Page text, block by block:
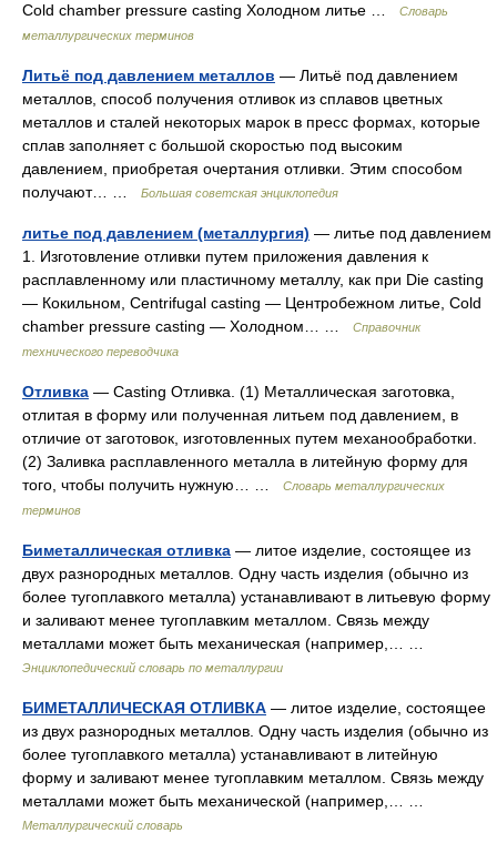
Cold chamber pressure casting Холодном литье …
Словарь
металлургических терминов
Литьё под давлением металлов — Литьё под давлением
металлов, способ получения отливок из сплавов цветных
металлов и сталей некоторых марок в пресс формах, которые
сплав заполняет с большой скоростью под высоким
давлением, приобретая очертания отливки. Этим способом
получают… …
Большая советская энциклопедия
литье под давлением (металлургия) — литье под давлением
1. Изготовление отливки путем приложения давления к
расплавленному или пластичному металлу, как при Die casting
— Кокильном, Centrifugal casting — Центробежном литье, Cold
chamber pressure casting — Холодном… …
Справочник
технического переводчика
Отливка — Casting Отливка. (1) Металлическая заготовка,
отлитая в форму или полученная литьем под давлением, в
отличие от заготовок, изготовленных путем механообработки.
(2) Заливка расплавленного металла в литейную форму для
того, чтобы получить нужную… …
Словарь металлургических
терминов
Биметаллическая отливка — литое изделие, состоящее из
двух разнородных металлов. Одну часть изделия (обычно из
более тугоплавкого металла) устанавливают в литьевую форму
и заливают менее тугоплавким металлом. Связь между
металлами может быть механическая (например,… …
Энциклопедический словарь по металлургии
БИМЕТАЛЛИЧЕСКАЯ ОТЛИВКА — литое изделие, состоящее
из двух разнородных металлов. Одну часть изделия (обычно из
более тугоплавкого металла) устанавливают в литейную
форму и заливают менее тугоплавким металлом. Связь между
металлами может быть механической (например,… …
Металлургический словарь